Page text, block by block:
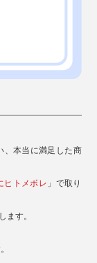
、本当に満足した商
ヒトメボレ 」で取り
ます。